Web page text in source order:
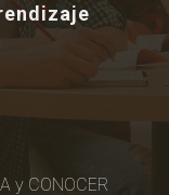
y CONOCER